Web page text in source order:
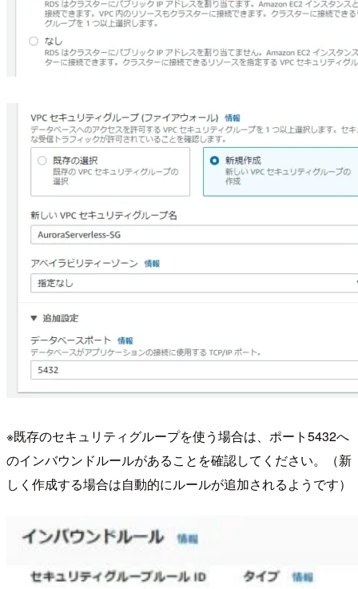
※既存のセキュリティグループを使う場合は、ポート5432へ
のインバウンドルールがあることを確認してください。（新
しく作成する場合は自動的にルールが追加されるようです）